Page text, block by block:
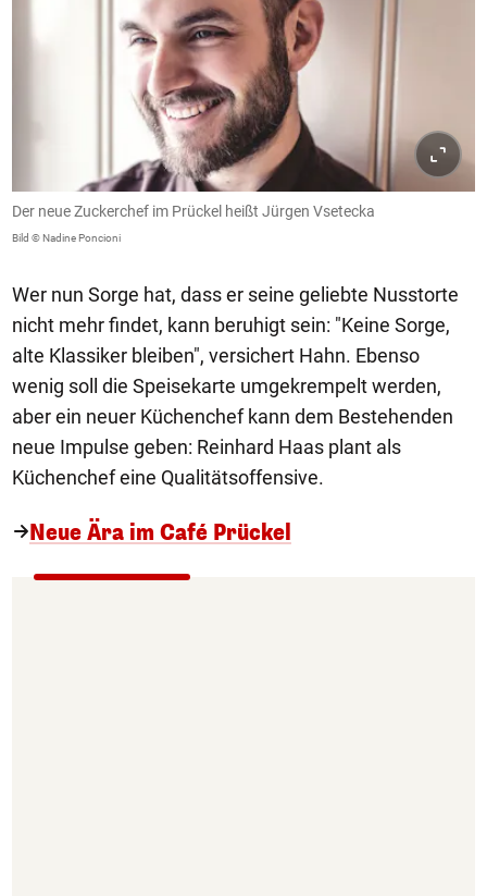
Der neue Zuckerchef im Prückel heißt Jürgen Vsetecka
Bild © Nadine Poncioni
Wer nun Sorge hat, dass er seine geliebte Nusstorte
nicht mehr findet, kann beruhigt sein: "Keine Sorge,
alte Klassiker bleiben", versichert Hahn. Ebenso
wenig soll die Speisekarte umgekrempelt werden,
aber ein neuer Küchenchef kann dem Bestehenden
neue Impulse geben: Reinhard Haas plant als
Küchenchef eine Qualitätsoffensive.
Neue Ära im Café Prückel